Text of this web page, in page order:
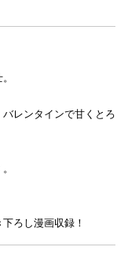
レンタインで甘くとろ
ろし漫画収録！